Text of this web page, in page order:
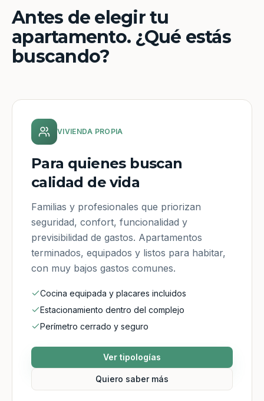
Antes de elegir tu
apartamento. ¿Qué estás
buscando?
VIVIENDA PROPIA
Para quienes buscan
calidad de vida
Familias y profesionales que priorizan
seguridad, confort, funcionalidad y
previsibilidad de gastos. Apartamentos
terminados, equipados y listos para habitar,
con muy bajos gastos comunes.
Cocina equipada y placares incluidos
Estacionamiento dentro del complejo
Perímetro cerrado y seguro
Ver tipologías
Quiero saber más